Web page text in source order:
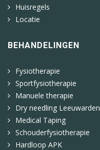
Huisregels
Locatie
BEHANDELINGEN
Fysiotherapie
Sportfysiotherapie
Manuele therapie
Dry needling Leeuwarden
Medical Taping
Schouderfysiotherapie
Hardloop APK